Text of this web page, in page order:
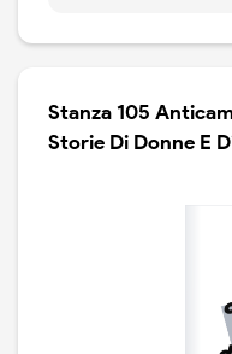
attenzione.
Stanza 105
Storie Di Donne E